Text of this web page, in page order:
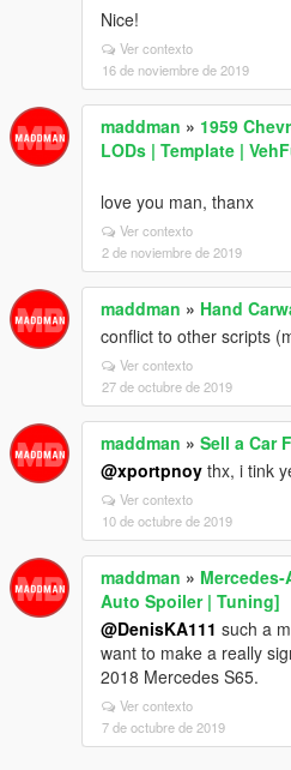
Nice!
Ver contexto
16 de noviembre de 2019
maddman » 1959
LODs | Template |
love you man, thanx
Ver contexto
2 de noviembre de 2019
maddman » Hand
conflict to other scripts
Ver contexto
27 de octubre de 2019
maddman » Sell a Car
@xportpnoy thx, i tink
Ver contexto
10 de octubre de 2019
maddman »
Auto Spoiler | Tuning]
@DenisKA111 such a
want to make a really
2018 Mercedes S65.
Ver contexto
7 de octubre de 2019